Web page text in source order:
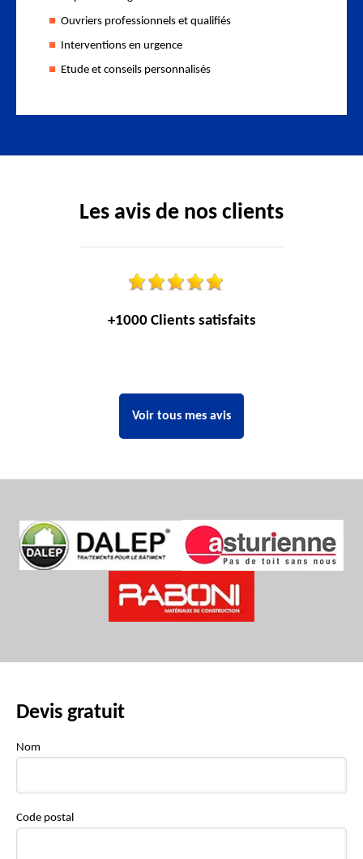
Ouvriers professionnels et qualifiés
Interventions en urgence
Etude et conseils personnalisés
Les avis de nos clients
+1000 Clients satisfaits
Voir tous mes avis
Devis gratuit
Nom
Code postal